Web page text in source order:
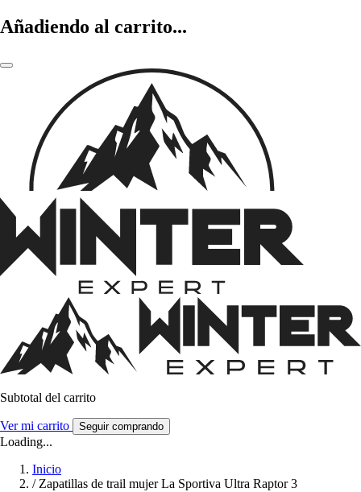
Añadiendo al carrito...
Subtotal del carrito
Ver mi carrito Seguir comprando
Loading...
Inicio
/ Zapatillas de trail mujer La Sportiva Ultra Raptor 3